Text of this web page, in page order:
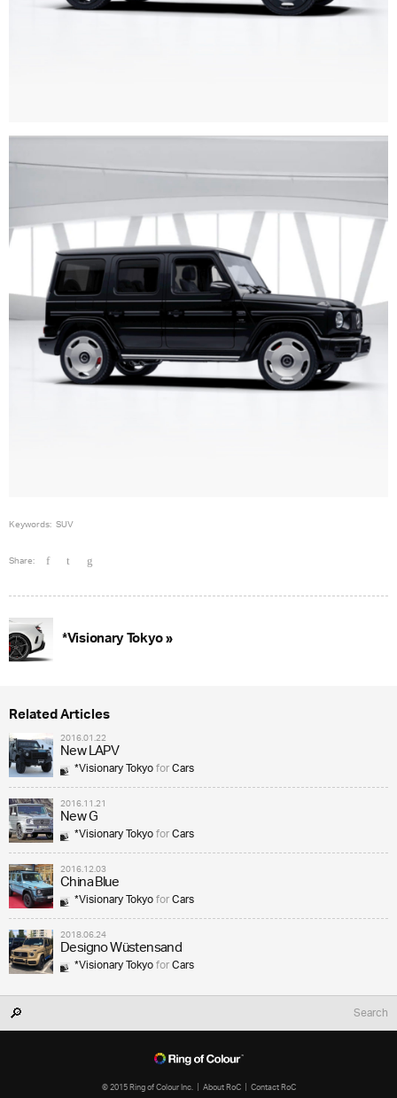
Keywords: SUV
Share:
*Visionary Tokyo »
Related Articles
2016.01.22
New LAPV
*Visionary TokyoforCars
2016.11.21
New G
*Visionary TokyoforCars
2016.12.03
China Blue
*Visionary TokyoforCars
2018.06.24
Designo Wüstensand
*Visionary TokyoforCars
© 2015 Ring of Colour Inc. About RoC Contact RoC